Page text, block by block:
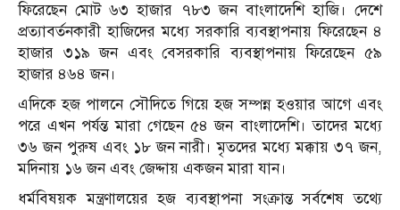
ফিরেছেন মোট ৬৩ হাজার ৭৮৩ জন বাংলাদেশি হাজি। দেশে
প্রত্যাবর্তনকারী হাজিদের মধ্যে সরকারি ব্যবস্থাপনায় ফিরেছেন ৪
হাজার ৩১৯ জন এবং বেসরকারি ব্যবস্থাপনায় ফিরেছেন ৫৯
হাজার ৪৬৪ জন।
এদিকে হজ পালনে সৌদিতে গিয়ে হজ সম্পন্ন হওয়ার আগে এবং
পরে এখন পর্যন্ত মারা গেছেন ৫৪ জন বাংলাদেশি। তাদের মধ্যে
৩৬ জন পুরুষ এবং ১৮ জন নারী। মৃতদের মধ্যে মক্কায় ৩৭ জন,
মদিনায় ১৬ জন এবং জেদ্দায় একজন মারা যান।
ধর্মবিষয়ক মন্ত্রণালয়ের হজ ব্যবস্থাপনা সংক্রান্ত সর্বশেষ তথ্যে